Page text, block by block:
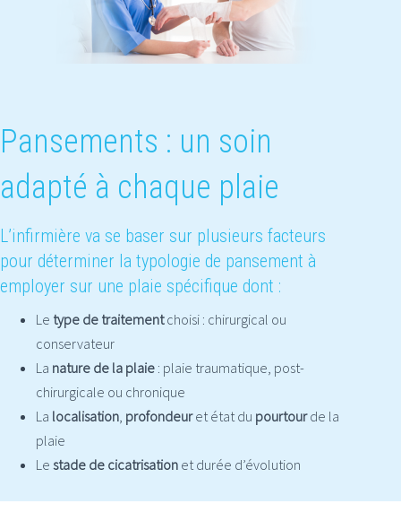
Pansements : un soin
adapté à chaque plaie
L’infirmière va se baser sur plusieurs facteurs
pour déterminer la typologie de pansement à
employer sur une plaie spécifique dont :
Le type de traitementchoisi : chirurgical ou
conservateur
La nature de la plaie : plaie traumatique, post-
chirurgicale ou chronique
La localisation, profondeuret état du pourtourde la
plaie
Le stade de cicatrisation et durée d’évolution